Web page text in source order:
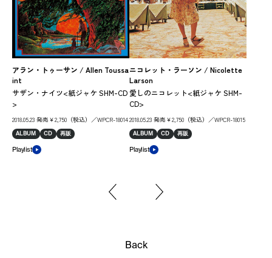
アラン・トゥーサン / Allen Toussa
int
サザン・ナイツ<紙ジャケ SHM-CD
>
2018.05.23 発売￥2,750（税込）／WPCR-18014
ALBUM CD 再販
Playlist
ニコレット・ラーソン / Nicolette
Larson
愛しのニコレット<紙ジャケ SHM-
CD>
2018.05.23 発売￥2,750（税込）／WPCR-18015
ALBUM CD 再販
Playlist
Back